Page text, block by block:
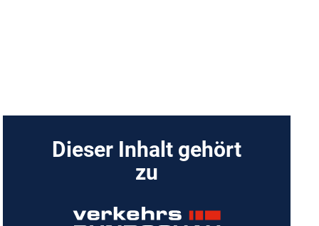
Dieser Inhalt gehört
zu